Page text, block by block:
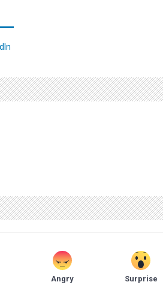
Angry Surprise